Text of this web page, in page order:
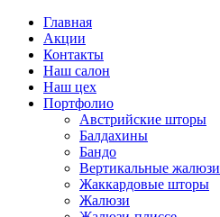
Главная
Акции
Контакты
Наш салон
Наш цех
Портфолио
Австрийские шторы
Балдахины
Бандо
Вертикальные жалюзи
Жаккардовые шторы
Жалюзи